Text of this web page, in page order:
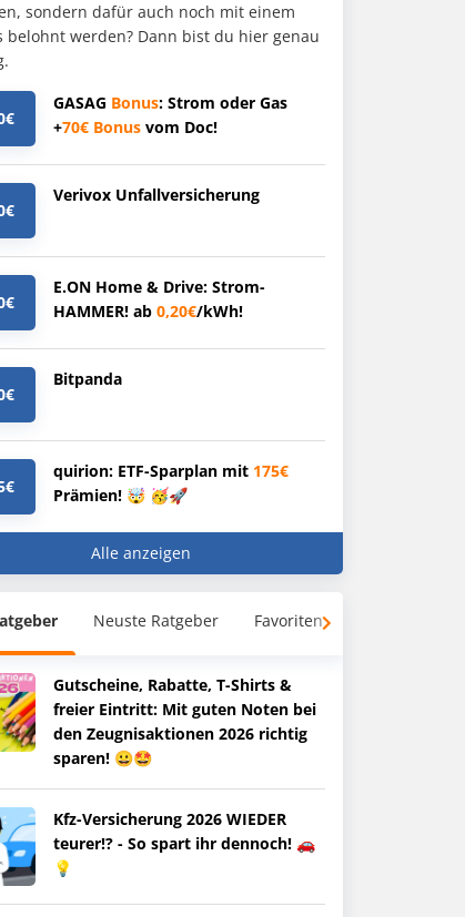
sondern dafür auch noch mit einem
belohnt werden? Dann bist du hier genau
GASAG Bonus: Strom oder Gas
+70€ Bonus vom Doc!
Verivox Unfallversicherung
E.ON Home & Drive: Strom-
HAMMER! ab 0,20€/kWh!
Bitpanda
quirion: ETF-Sparplan mit 175€
Prämien! 🤯 🥳🚀
Alle anzeigen
Neuste Ratgeber Favoriten
Gutscheine, Rabatte, T-Shirts &
freier Eintritt: Mit guten Noten bei
den Zeugnisaktionen 2026 richtig
sparen! 😀🤩
Kfz-Versicherung 2026 WIEDER
teurer!? - So spart ihr dennoch! 🚗
💡